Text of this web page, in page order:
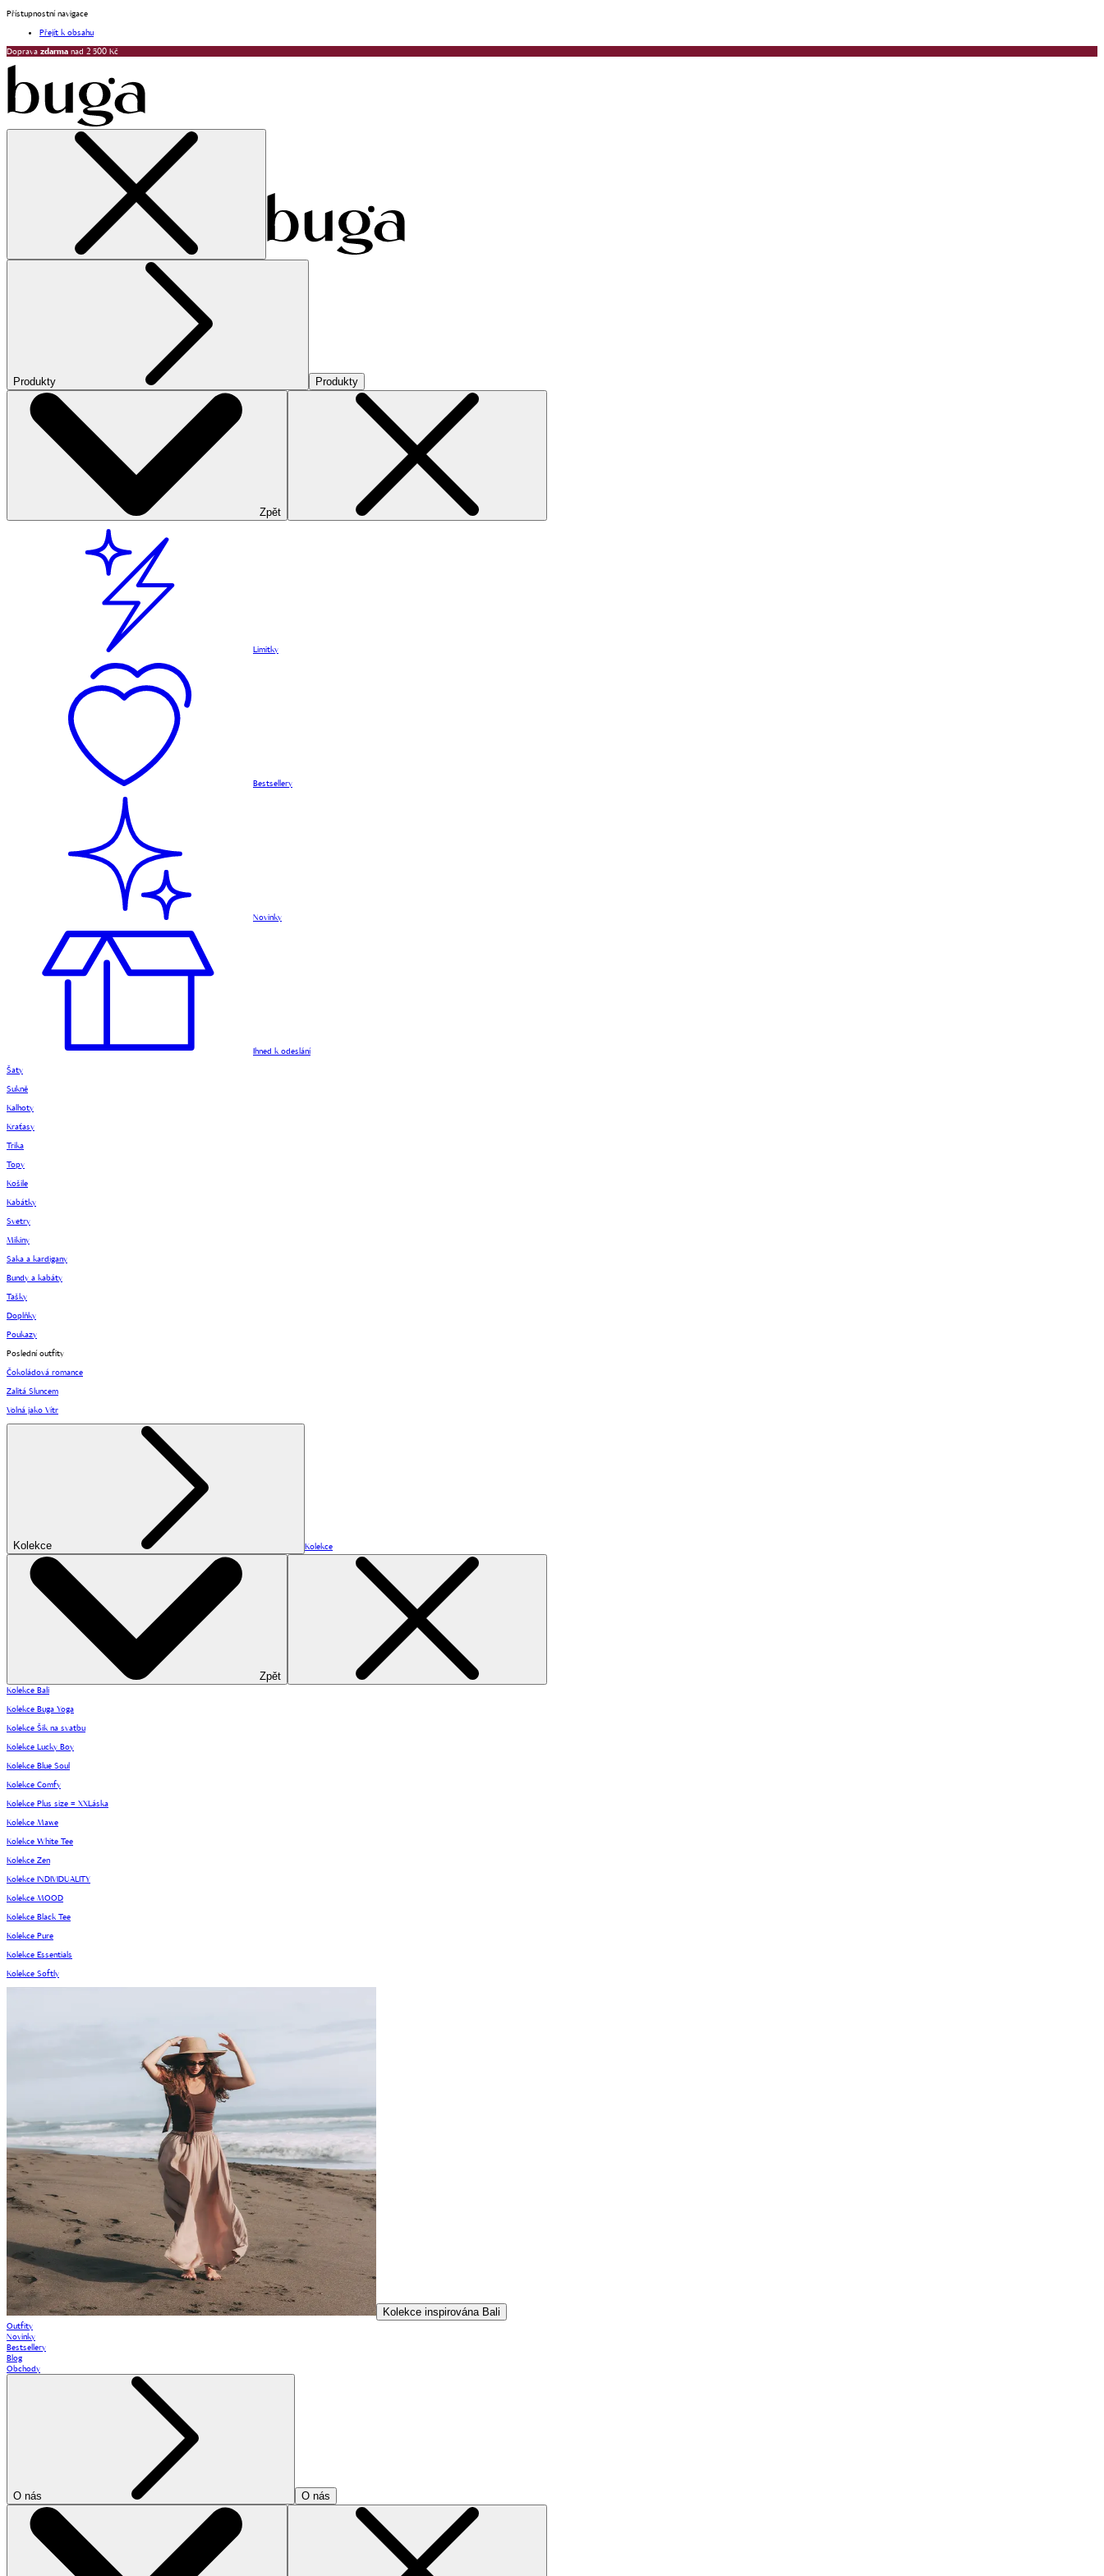
Přístupnostní navigace
Přejít k obsahu
Doprava zdarma nad 2 500 Kč
Produkty Produkty
Zpět
Limitky
Bestsellery
Novinky
Ihned k odeslání
Šaty
Sukně
Kalhoty
Kraťasy
Trika
Topy
Košile
Kabátky
Svetry
Mikiny
Saka a kardigany
Bundy a kabáty
Tašky
Doplňky
Poukazy
Poslední outfity
Čokoládová romance
Zalitá Sluncem
Volná jako Vítr
Kolekce Kolekce
Zpět
Kolekce Bali
Kolekce Buga Yoga
Kolekce Šik na svatbu
Kolekce Lucky Boy
Kolekce Blue Soul
Kolekce Comfy
Kolekce Plus size = XXLáska
Kolekce Mawe
Kolekce White Tee
Kolekce Zen
Kolekce INDIVIDUALITY
Kolekce MOOD
Kolekce Black Tee
Kolekce Pure
Kolekce Essentials
Kolekce Softly
Kolekce inspirována Bali
Outfity
Novinky
Bestsellery
Blog
Obchody
O nás O nás